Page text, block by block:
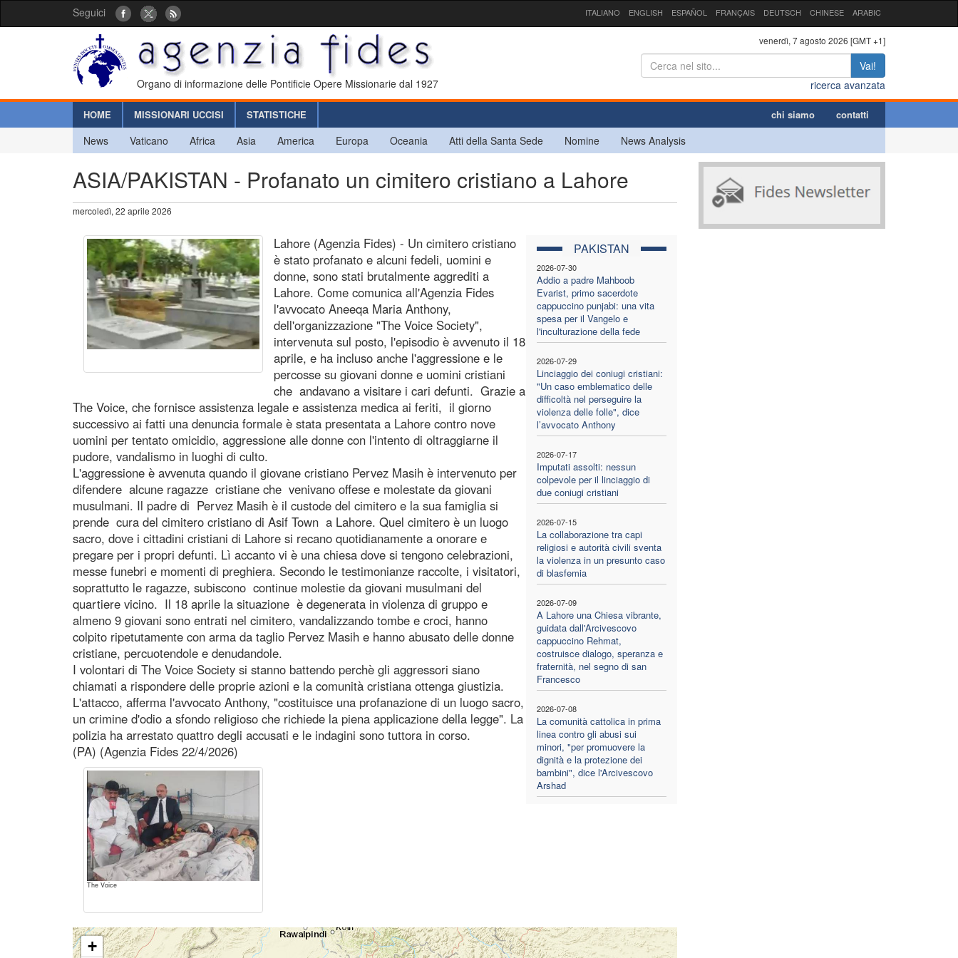
Seguici ITALIANO ENGLISH ESPAÑOL FRANÇAIS DEUTSCH CHINESE ARABIC
Organo di informazione delle Pontificie Opere Missionarie dal 1927
venerdì, 7 agosto 2026 [GMT +1]
Vai!
ricerca avanzata
HOME MISSIONARI UCCISI STATISTICHE chi siamo contatti
News Vaticano Africa Asia America Europa Oceania Atti della Santa Sede Nomine News Analysis
ASIA/PAKISTAN - Profanato un cimitero cristiano a Lahore
mercoledì, 22 aprile 2026
PAKISTAN
2026-07-30
Addio a padre Mahboob
Evarist, primo sacerdote
cappuccino punjabi: una vita
spesa per il Vangelo e
l'inculturazione della fede
2026-07-29
Linciaggio dei coniugi cristiani:
"Un caso emblematico delle
difficoltà nel perseguire la
violenza delle folle", dice
l’avvocato Anthony
2026-07-17
Imputati assolti: nessun
colpevole per il linciaggio di
due coniugi cristiani
2026-07-15
La collaborazione tra capi
religiosi e autorità civili sventa
la violenza in un presunto caso
di blasfemia
2026-07-09
A Lahore una Chiesa vibrante,
guidata dall'Arcivescovo
cappuccino Rehmat,
costruisce dialogo, speranza e
fraternità, nel segno di san
Francesco
2026-07-08
La comunità cattolica in prima
linea contro gli abusi sui
minori, "per promuovere la
dignità e la protezione dei
bambini", dice l'Arcivescovo
Arshad
Lahore (Agenzia Fides) - Un cimitero cristiano
è stato profanato e alcuni fedeli, uomini e
donne, sono stati brutalmente aggrediti a
Lahore. Come comunica all'Agenzia Fides
l'avvocato Aneeqa Maria Anthony,
dell'organizzazione "The Voice Society",
intervenuta sul posto, l'episodio è avvenuto il 18
aprile, e ha incluso anche l'aggressione e le
percosse su giovani donne e uomini cristiani
che andavano a visitare i cari defunti. Grazie a
The Voice, che fornisce assistenza legale e assistenza medica ai feriti, il giorno
successivo ai fatti una denuncia formale è stata presentata a Lahore contro nove
uomini per tentato omicidio, aggressione alle donne con l'intento di oltraggiarne il
pudore, vandalismo in luoghi di culto.
L'aggressione è avvenuta quando il giovane cristiano Pervez Masih è intervenuto per
difendere alcune ragazze cristiane che venivano offese e molestate da giovani
musulmani. Il padre di Pervez Masih è il custode del cimitero e la sua famiglia si
prende cura del cimitero cristiano di Asif Town a Lahore. Quel cimitero è un luogo
sacro, dove i cittadini cristiani di Lahore si recano quotidianamente a onorare e
pregare per i propri defunti. Lì accanto vi è una chiesa dove si tengono celebrazioni,
messe funebri e momenti di preghiera. Secondo le testimonianze raccolte, i visitatori,
soprattutto le ragazze, subiscono continue molestie da giovani musulmani del
quartiere vicino. Il 18 aprile la situazione è degenerata in violenza di gruppo e
almeno 9 giovani sono entrati nel cimitero, vandalizzando tombe e croci, hanno
colpito ripetutamente con arma da taglio Pervez Masih e hanno abusato delle donne
cristiane, percuotendole e denudandole.
I volontari di The Voice Society si stanno battendo perchè gli aggressori siano
chiamati a rispondere delle proprie azioni e la comunità cristiana ottenga giustizia.
L'attacco, afferma l'avvocato Anthony, "costituisce una profanazione di un luogo sacro,
un crimine d'odio a sfondo religioso che richiede la piena applicazione della legge". La
polizia ha arrestato quattro degli accusati e le indagini sono tuttora in corso.
(PA) (Agenzia Fides 22/4/2026)
The Voice
+